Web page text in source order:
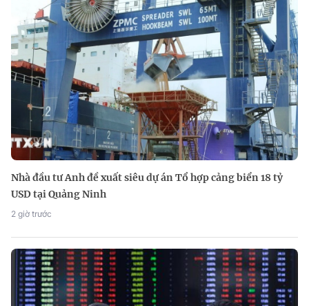
Nhà đầu tư Anh đề xuất siêu dự án Tổ hợp cảng biển 18 tỷ
USD tại Quảng Ninh
2 giờ trước